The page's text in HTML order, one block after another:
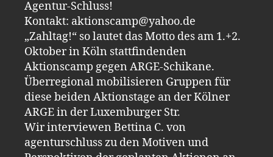
Agentur-Schluss!
Kontakt: aktionscamp@yahoo.de
„Zahltag!“ so lautet das Motto des am 1.+2.
Oktober in Köln stattfindenden
Aktionscamp gegen ARGE-Schikane.
Überregional mobilisieren Gruppen für
diese beiden Aktionstage an der Kölner
ARGE in der Luxemburger Str.
Wir interviewen Bettina C. von
agenturschluss zu den Motiven und